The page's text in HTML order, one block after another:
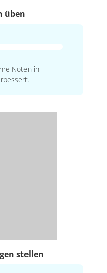
üben
Noten in
stellen